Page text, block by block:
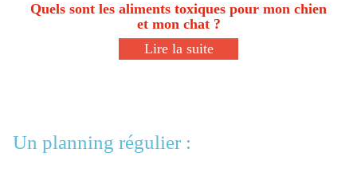
Quels sont les aliments toxiques pour mon chien
et mon chat ?
Lire la suite
Un planning régulier :